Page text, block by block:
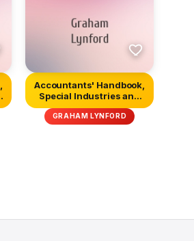
Accountants' Handbook,
Special Industries and
Spec...
GRAHAM LYNFORD